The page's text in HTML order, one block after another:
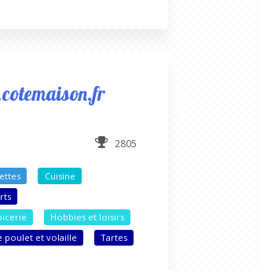
2805
Cuisine
Hobbies et loisirs
poulet et volaille
Tartes